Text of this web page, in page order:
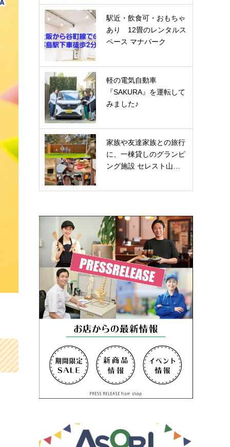
駅近・飲食可・おもちゃ
あり 12畳のレンタルス
ペース マナパーク
軽の電気自動車
『SAKURA』を運転して
みました♪
家族や友達家族との旅行
に、一棟貸しのグランピ
ング施設 セレスト山…